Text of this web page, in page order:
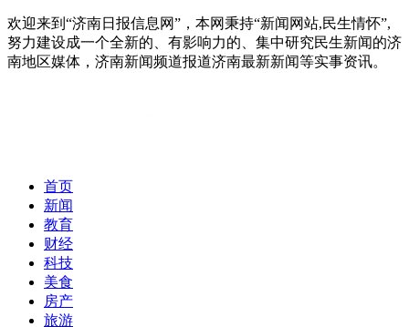
欢迎来到“济南日报信息网”，本网秉持“新闻网站,民生情怀”,
努力建设成一个全新的、有影响力的、集中研究民生新闻的济
南地区媒体，济南新闻频道报道济南最新新闻等实事资讯。
首页
新闻
教育
财经
科技
美食
房产
旅游